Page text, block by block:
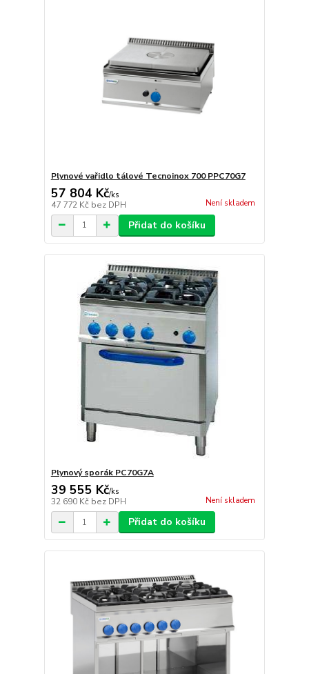
Plynové vařidlo tálové Tecnoinox 700 PPC70G7
57 804 Kč/ks
47 772 Kč bez DPH Není skladem
Přidat do košíku
Plynový sporák PC70G7A
39 555 Kč/ks
32 690 Kč bez DPH Není skladem
Přidat do košíku